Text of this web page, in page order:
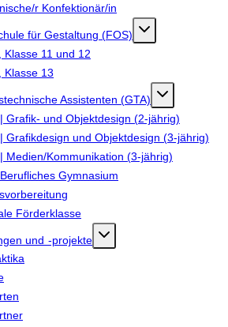
r Konfektionär/in
für Gestaltung (FOS)
Klasse 11 und 12
Klasse 13
Assistenten (GTA)
Grafik- und Objektdesign (2-jährig)
Grafikdesign und Objektdesign (3-jährig)
Medien/Kommunikation (3-jährig)
Gymnasium
Förderklasse
und -projekte